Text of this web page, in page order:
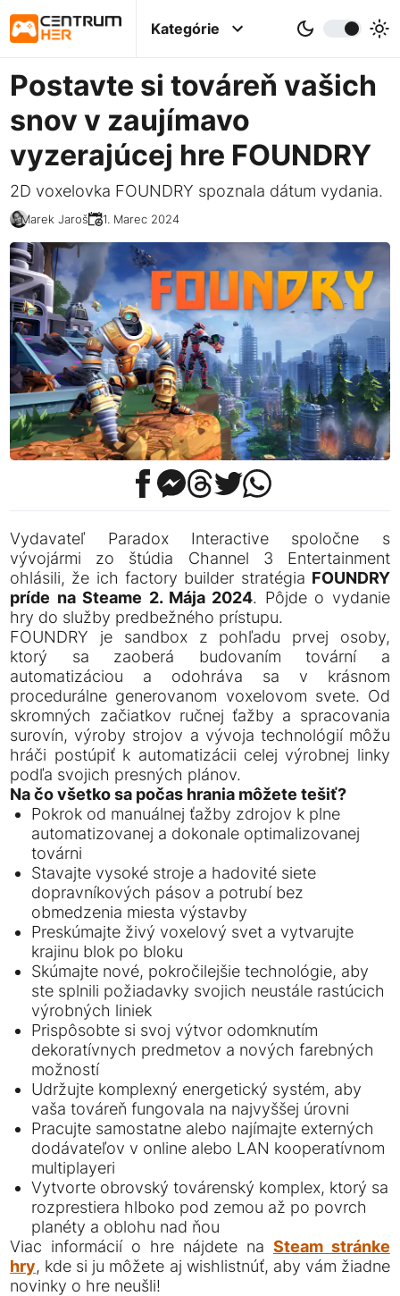
Kategórie
Postavte si továreň vašich
snov v zaujímavo
vyzerajúcej hre FOUNDRY
2D voxelovka FOUNDRY spoznala dátum vydania.
Marek Jaroš 21. Marec 2024
Vydavateľ Paradox Interactive spoločne s
vývojármi zo štúdia Channel 3 Entertainment
ohlásili, že ich factory builder stratégia FOUNDRY
príde na Steame 2. Mája 2024. Pôjde o vydanie
hry do služby predbežného prístupu.
FOUNDRY je sandbox z pohľadu prvej osoby,
ktorý sa zaoberá budovaním tovární a
automatizáciou a odohráva sa v krásnom
procedurálne generovanom voxelovom svete. Od
skromných začiatkov ručnej ťažby a spracovania
surovín, výroby strojov a vývoja technológií môžu
hráči postúpiť k automatizácii celej výrobnej linky
podľa svojich presných plánov.
Na čo všetko sa počas hrania môžete tešiť?
Pokrok od manuálnej ťažby zdrojov k plne
automatizovanej a dokonale optimalizovanej
továrni
Stavajte vysoké stroje a hadovité siete
dopravníkových pásov a potrubí bez
obmedzenia miesta výstavby
Preskúmajte živý voxelový svet a vytvarujte
krajinu blok po bloku
Skúmajte nové, pokročilejšie technológie, aby
ste splnili požiadavky svojich neustále rastúcich
výrobných liniek
Prispôsobte si svoj výtvor odomknutím
dekoratívnych predmetov a nových farebných
možností
Udržujte komplexný energetický systém, aby
vaša továreň fungovala na najvyššej úrovni
Pracujte samostatne alebo najímajte externých
dodávateľov v online alebo LAN kooperatívnom
multiplayeri
Vytvorte obrovský továrenský komplex, ktorý sa
rozprestiera hlboko pod zemou až po povrch
planéty a oblohu nad ňou
Viac informácií o hre nájdete na Steam stránke
hry, kde si ju môžete aj wishlistnúť, aby vám žiadne
novinky o hre neušli!